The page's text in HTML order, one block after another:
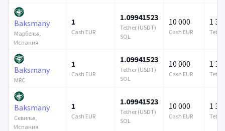
Baksmany
Марбелья,
Испания
1
Cash EUR
1.09941523
Tether (USDT)
SOL
10 000
Cash EUR
1
Baksmany
MRC
1
Cash EUR
1.09941523
Tether (USDT)
SOL
10 000
Cash EUR
1
Baksmany
Севилья,
Испания
1
Cash EUR
1.09941523
Tether (USDT)
SOL
10 000
Cash EUR
1